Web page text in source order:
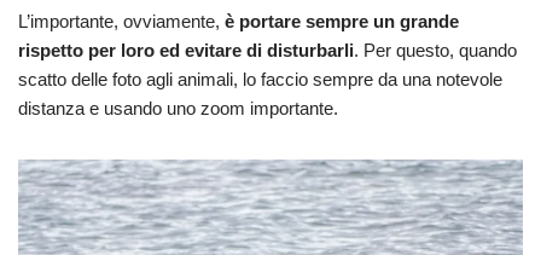
L’importante, ovviamente, è portare sempre un grande
rispetto per loro ed evitare di disturbarli. Per questo, quando
scatto delle foto agli animali, lo faccio sempre da una notevole
distanza e usando uno zoom importante.